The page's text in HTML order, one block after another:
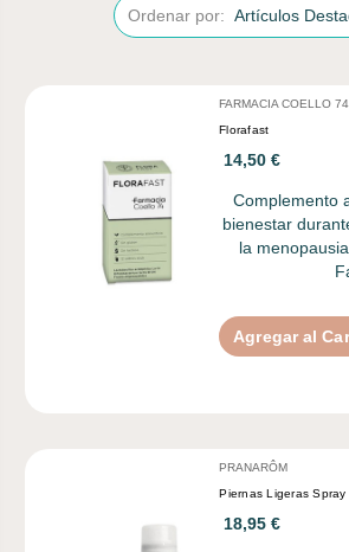
Ordenar por:
FARMACIA COELLO 74
Florafast
14,50 €
Complemento
bienestar
la
Agregar al
PRANARÔM
Piernas Ligeras Spray
18,95 €